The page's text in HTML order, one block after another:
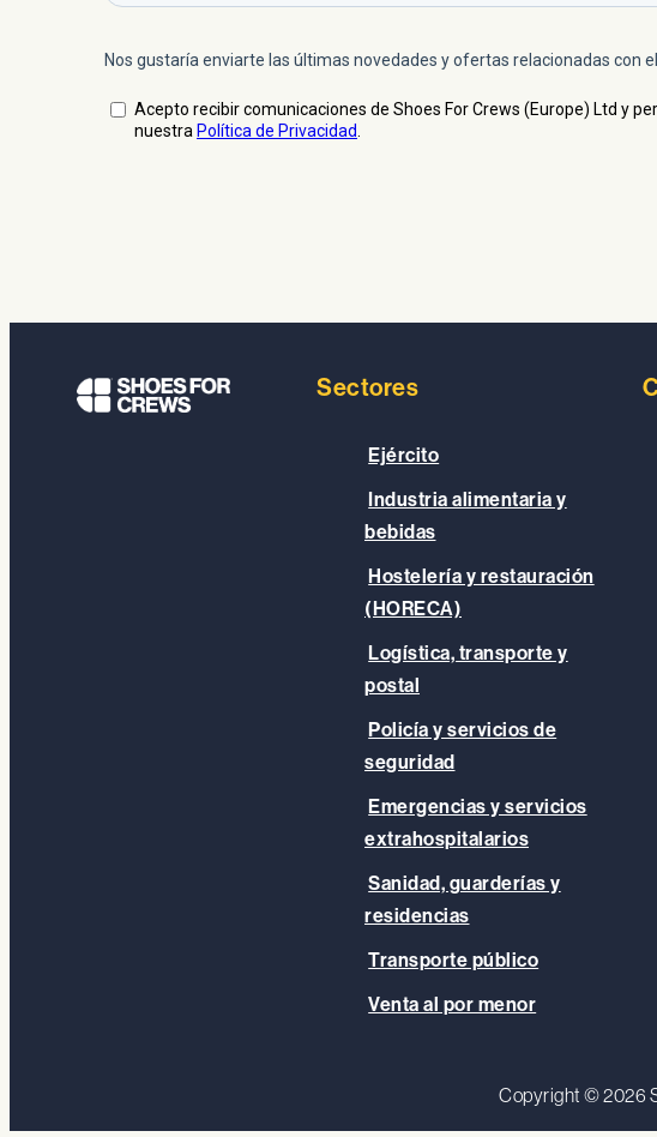
Sectores
Ejército
Industria alimentaria y
bebidas
Hostelería y restauración
(HORECA)
Logística, transporte y
postal
Policía y servicios de
seguridad
Emergencias y servicios
extrahospitalarios
Sanidad, guarderías y
residencias
Transporte público
Venta al por menor
Copyright © 2026